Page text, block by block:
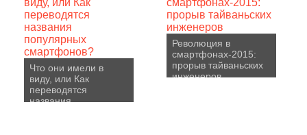
Что они имели в
виду, или Как
переводятся
названия
Революция в
смартфонах-2015:
прорыв тайваньских
инженеров